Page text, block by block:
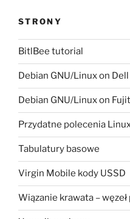
STRONY
BitlBee tutorial
Debian GNU/Linux on
Debian GNU/Linux on
Przydatne polecenia
Tabulatury basowe
Virgin Mobile kody USSD
Wiązanie krawata –